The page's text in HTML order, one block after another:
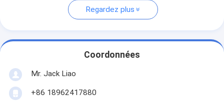
Regardez plus
Coordonnées
Mr. Jack Liao
+86 18962417880